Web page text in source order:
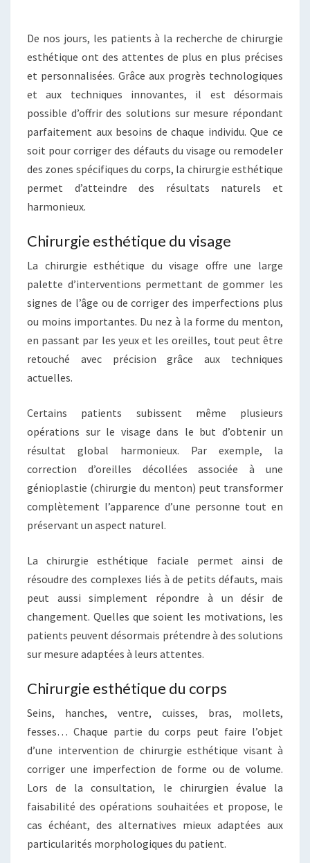
De nos jours, les patients à la recherche de chirurgie
esthétique ont des attentes de plus en plus précises
et personnalisées. Grâce aux progrès technologiques
et aux techniques innovantes, il est désormais
possible d’offrir des solutions sur mesure répondant
parfaitement aux besoins de chaque individu. Que ce
soit pour corriger des défauts du visage ou remodeler
des zones spécifiques du corps, la chirurgie esthétique
permet d’atteindre des résultats naturels et
harmonieux.
Chirurgie esthétique du visage
La chirurgie esthétique du visage offre une large
palette d’interventions permettant de gommer les
signes de l’âge ou de corriger des imperfections plus
ou moins importantes. Du nez à la forme du menton,
en passant par les yeux et les oreilles, tout peut être
retouché avec précision grâce aux techniques
actuelles.
Certains patients subissent même plusieurs
opérations sur le visage dans le but d’obtenir un
résultat global harmonieux. Par exemple, la
correction d’oreilles décollées associée à une
génioplastie (chirurgie du menton) peut transformer
complètement l’apparence d’une personne tout en
préservant un aspect naturel.
La chirurgie esthétique faciale permet ainsi de
résoudre des complexes liés à de petits défauts, mais
peut aussi simplement répondre à un désir de
changement. Quelles que soient les motivations, les
patients peuvent désormais prétendre à des solutions
sur mesure adaptées à leurs attentes.
Chirurgie esthétique du corps
Seins, hanches, ventre, cuisses, bras, mollets,
fesses… Chaque partie du corps peut faire l’objet
d’une intervention de chirurgie esthétique visant à
corriger une imperfection de forme ou de volume.
Lors de la consultation, le chirurgien évalue la
faisabilité des opérations souhaitées et propose, le
cas échéant, des alternatives mieux adaptées aux
particularités morphologiques du patient.